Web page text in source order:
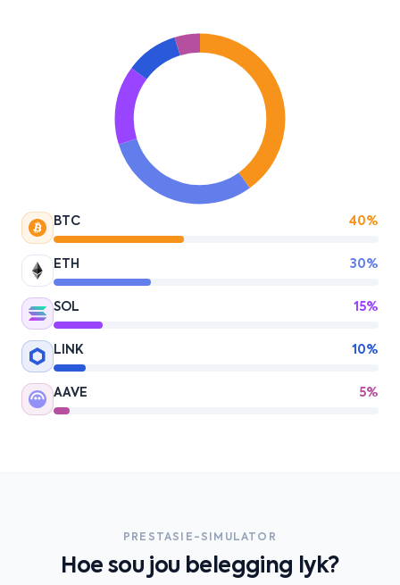
BTC 40%
ETH 30%
SOL 15%
LINK 10%
AAVE 5%
PRESTASIE-SIMULATOR
Hoe sou jou belegging lyk?